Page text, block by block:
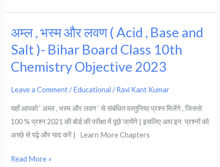
Objective
2023
अम्ल , भस्म और लवण ( Acid , Base and
Salt )- Bihar Board Class 10th
Chemistry Objective 2023
Leave a Comment /Educational /Ravi Kant Kumar
यहाँ आपको ‘ अम्ल , भस्म और लवण ‘ से संबंधित वस्तुनिष्ठ प्रश्न मिलेंगे , जिससे
100 % प्रश्न 2021 की बोर्ड की परीक्षा में पूछे जायेंगे | इसलिए आप इन प्रश्नों को
अच्छे से पढ़े और याद करें | Learn More Chapters
अम्ल
भस्म
और
Acid
,
Base
Salt
Read More »